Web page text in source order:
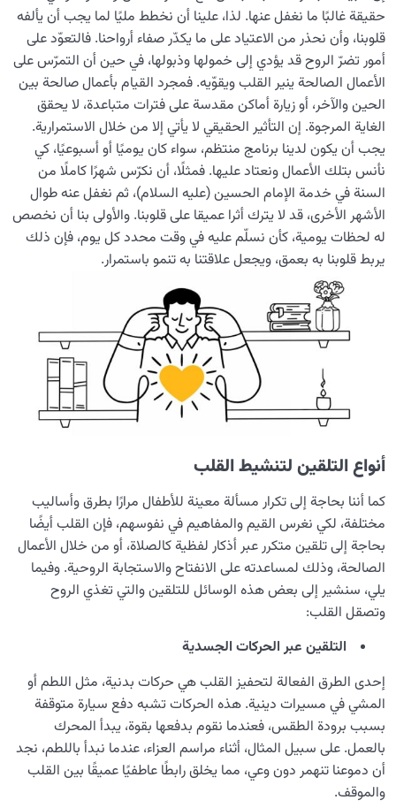
حقيقة غالبًا ما نغفل عنها. لذا، علينا أن نخطط مليًا لما يجب أن يألفه
قلوبنا، وأن نحذر من الاعتياد على ما يكدّر صفاء أرواحنا. فالتعوّد على
أمور تضرّ الروح قد يؤدي إلى خمولها وذبولها، في حين أن التمرّس على
الأعمال الصالحة ينير القلب ويقوّيه. فمجرد القيام بأعمال صالحة بين
الحين والآخر، أو زيارة أماكن مقدسة على فترات متباعدة، لا يحقق
الغاية المرجوة. إن التأثير الحقيقي لا يأتي إلا من خلال الاستمرارية.
يجب أن يكون لدينا برنامج منتظم، سواء كان يوميًا أو أسبوعيًا، كي
نأنس بتلك الأعمال ونعتاد عليها. فمثلًا، أن نكرّس شهرًا كاملًا من
السنة في خدمة الإمام الحسين (عليه السلام)، ثم نغفل عنه طوال
الأشهر الأخرى، قد لا يترك أثرا عميقا على قلوبنا. والأولى بنا أن نخصص
له لحظات يومية، كأن نسلّم عليه في وقت محدد كل يوم، فإن ذلك
يربط قلوبنا به بعمق، ويجعل علاقتنا به تنمو باستمرار.
أنواع التلقين لتنشيط القلب
كما أننا بحاجة إلى تكرار مسألة معينة للأطفال مرارًا بطرق وأساليب
مختلفة، لكي نغرس القيم والمفاهيم في نفوسهم، فإن القلب أيضًا
بحاجة إلى تلقين متكرر عبر أذكار لفظية كالصلاة، أو من خلال الأعمال
الصالحة، وذلك لمساعدته على الانفتاح والاستجابة الروحية. وفيما
يلي، سنشير إلى بعض هذه الوسائل للتلقين والتي تغذي الروح
وتصقل القلب:
التلقين عبر الحركات الجسدية
إحدى الطرق الفعالة لتحفيز القلب هي حركات بدنية، مثل اللطم أو
المشي في مسيرات دينية. هذه الحركات تشبه دفع سيارة متوقفة
بسبب برودة الطقس، فعندما نقوم بدفعها بقوة، يبدأ المحرك
بالعمل. على سبيل المثال، أثناء مراسم العزاء، عندما نبدأ باللطم، نجد
أن دموعنا تنهمر دون وعي، مما يخلق رابطًا عاطفيًا عميقًا بين القلب
والموقف.